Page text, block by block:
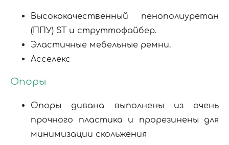
Высококачественный пенополиуретан
(ППУ) ST и струттофайбер.
Эластичные мебельные ремни.
Асселекс
Опоры
Опоры дивана выполнены из очень
прочного пластика и прорезинены для
минимизации скольжения